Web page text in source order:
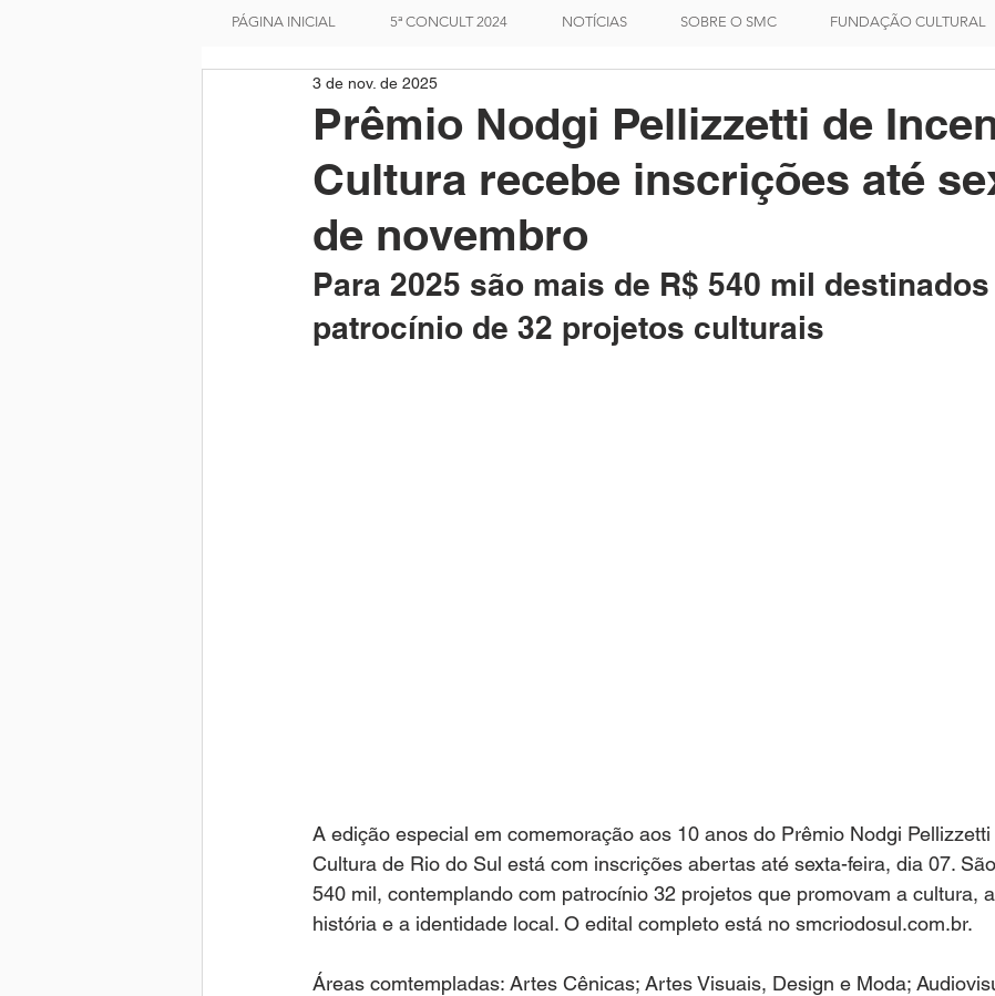
PÁGINA INICIAL 5ª CONCULT 2024 NOTÍCIAS SOBRE O SMC FUNDAÇÃO CULTURAL
Prêmio Nodgi Pellizzetti de
Cultura recebe inscrições até
de novembro
3 de nov. de 2025
Para 2025 são mais de R$ 540 mil
patrocínio de 32 projetos culturais
A edição especial em comemoração aos 10 anos do Prêmio Nodgi
Cultura de Rio do Sul está com inscrições abertas até sexta-feira, dia 07.
540 mil, contemplando com patrocínio 32 projetos que promovam a cultura,
história e a identidade local. O edital completo está no smcriodosul.com.br.
Áreas comtempladas: Artes Cênicas; Artes Visuais, Design e Moda;